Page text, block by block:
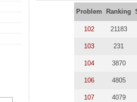
Problem Ranking
102 21183
103 231
104 3870
106 4805
107 4079